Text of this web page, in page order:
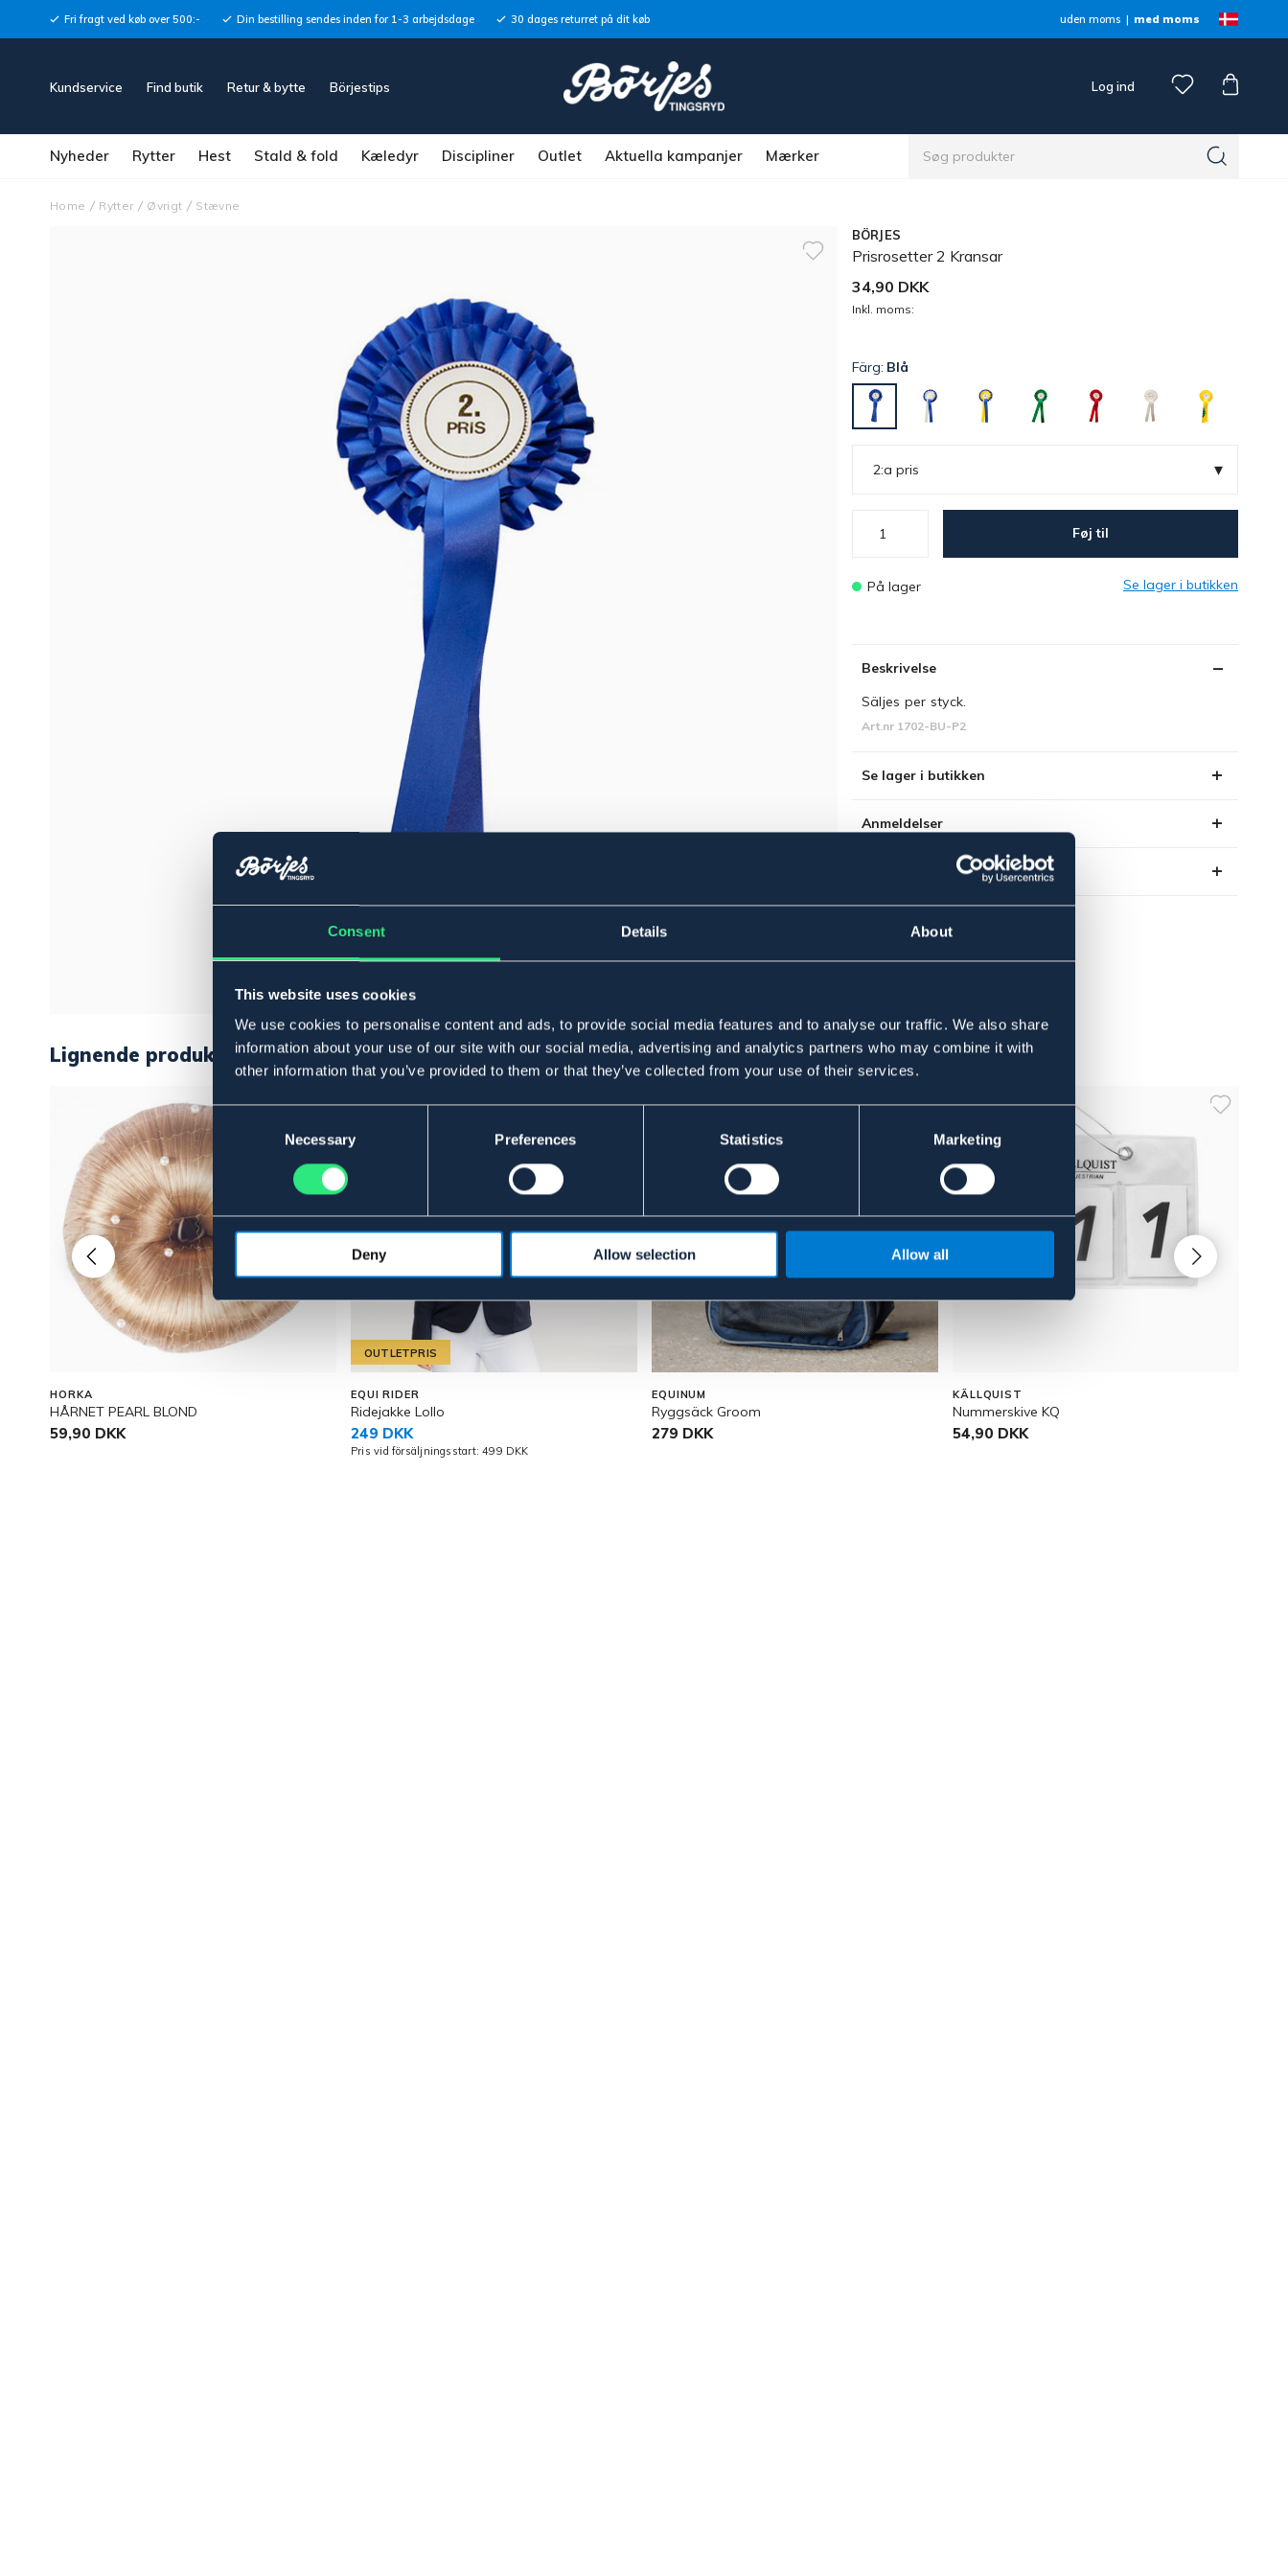
Consent Details About
This website uses cookies
We use cookies to personalise content and ads, to provide social media features and to analyse our traffic. We also share
information about your use of our site with our social media, advertising and analytics partners who may combine it with
other information that you’ve provided to them or that they’ve collected from your use of their services.
Consent
Necessary Preferences Statistics Marketing
Deny Allow selection Allow all
Fri fragt ved køb over 500:- Din bestilling sendes inden for 1-3 arbejdsdage 30 dages returret på dit køb uden moms med moms
Kundservice Find butik Retur & bytte Börjestips Log ind
Nyheder Rytter Hest Stald & fold Kæledyr Discipliner Outlet Aktuella kampanjer Mærker
Home Rytter Øvrigt Stævne
BÖRJES
Prisrosetter 2 Kransar
34,90 DKK
Inkl. moms:
Färg: Blå
2:a pris ▾
Føj til
På lager Se lager i butikken
Beskrivelse
Säljes per styck.
Art.nr 1702-BU-P2
Se lager i butikken
Anmeldelser
About the brand
Lignende produkter
HORKA
HÅRNET PEARL BLOND
59,90 DKK
OUTLETPRIS
EQUI RIDER
Ridejakke Lollo
249 DKK
Pris vid försäljningsstart: 499 DKK
EQUINUM
Ryggsäck Groom
279 DKK
KÄLLQUIST
Nummerskive KQ
54,90 DKK